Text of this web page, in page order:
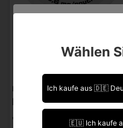
RAVE
RAVE Mango
€ 2,78
Sind Sie
Leider können Sie
Ich bin
Wählen
Ich kaufe aus 🇩🇪
🇪🇺 Ich kaufe